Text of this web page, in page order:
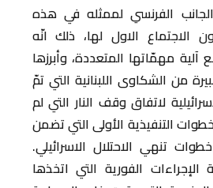
الفرنسي لممثله في هذه
الاجتماع الاول لها، ذلك انّه
مهمّاتها المتعددة، وأبرزها
من الشكاوى اللبنانية التي تمّ
لاتفاق وقف النار التي لم
التنفيذية الأولى التي تضمن
تنهي الاحتلال الاسرائيلي.
الإجراءات الفورية التي اتخذها